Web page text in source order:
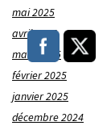
mai 2025
avril 2025
mars 2025
février 2025
janvier 2025
décembre 2024